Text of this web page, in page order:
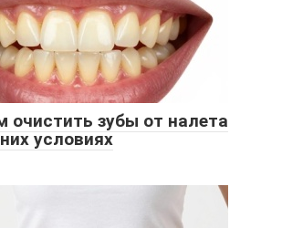
очистить зубы от налета
условиях